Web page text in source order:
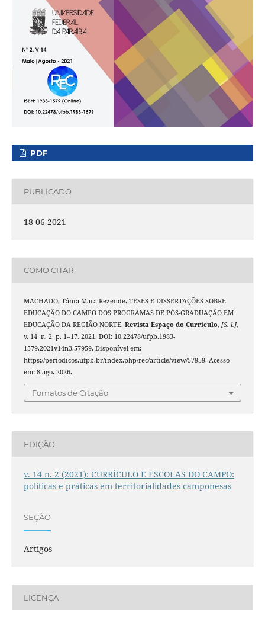
PDF
PUBLICADO
18-06-2021
COMO CITAR
MACHADO, Tânia Mara Rezende. TESES E DISSERTAÇÕES SOBRE
EDUCAÇÃO DO CAMPO DOS PROGRAMAS DE PÓS-GRADUAÇÃO EM
EDUCAÇÃO DA REGIÃO NORTE. Revista Espaço do Currículo, [S. l.],
v. 14, n. 2, p. 1–17, 2021. DOI: 10.22478/ufpb.1983-
1579.2021v14n3.57959. Disponível em:
https://periodicos.ufpb.br/index.php/rec/article/view/57959. Acesso
em: 8 ago. 2026.
Fomatos de Citação
EDIÇÃO
v. 14 n. 2 (2021): CURRÍCULO E ESCOLAS DO CAMPO:
políticas e práticas em territorialidades camponesas
SEÇÃO
Artigos
LICENÇA